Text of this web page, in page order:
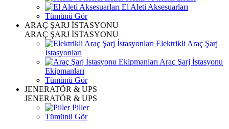
El Aleti Aksesuarları
Tümünü Gör
ARAÇ ŞARJ İSTASYONU
ARAÇ ŞARJ İSTASYONU
Elektrikli Araç Şarj
İstasyonları
Araç Şarj İstasyonu
Ekipmanları
Tümünü Gör
JENERATÖR & UPS
JENERATÖR & UPS
Piller
Tümünü Gör